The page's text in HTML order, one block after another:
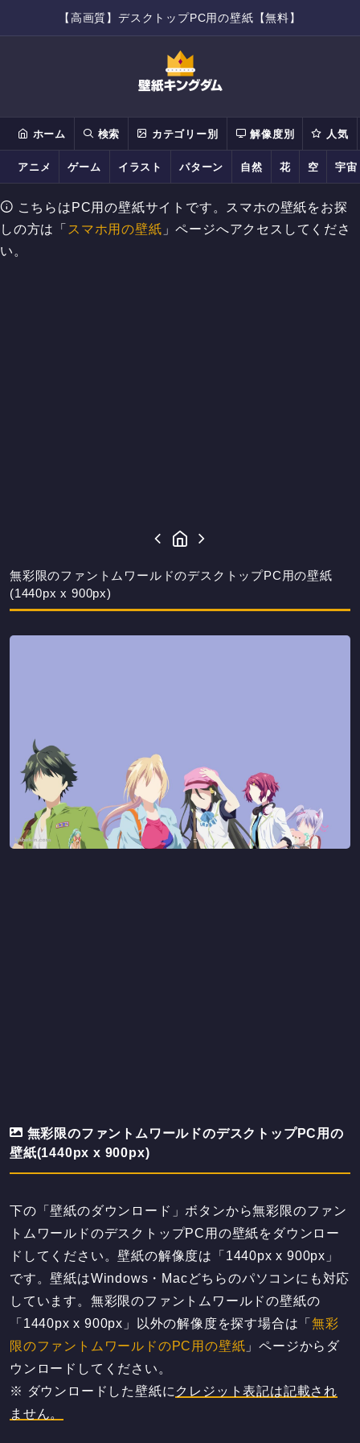
【高画質】デスクトップPC用の壁紙【無料】
ホーム 検索 カテゴリー別 解像度別 人気
アニメ ゲーム イラスト パターン 自然 花 空 宇宙
こちらはPC用の壁紙サイトです。スマホの壁紙をお探
しの方は「 スマホ用の壁紙 」ページへアクセスしてくださ
い。
無彩限のファントムワールドのデスクトップPC用の壁紙
(1440px x 900px)
無彩限のファントムワールドのデスクトップPC用の
壁紙(1440px x 900px)
下の「壁紙のダウンロード」ボタンから無彩限のファン
トムワールドのデスクトップPC用の壁紙をダウンロー
ドしてください。壁紙の解像度は「1440px x 900px」
です。壁紙はWindows・Macどちらのパソコンにも対応
しています。無彩限のファントムワールドの壁紙の
「1440px x 900px」以外の解像度を探す場合は「無彩
限のファントムワールドのPC用の壁紙 」ページからダ
ウンロードしてください。
※ ダウンロードした壁紙に クレジット表記は記載され
ません。